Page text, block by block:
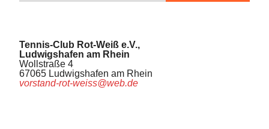
Tennis-Club Rot-Weiß e.V.,
Ludwigshafen am Rhein
Wollstraße 4
67065 Ludwigshafen am Rhein
vorstand-rot-weiss@web.de